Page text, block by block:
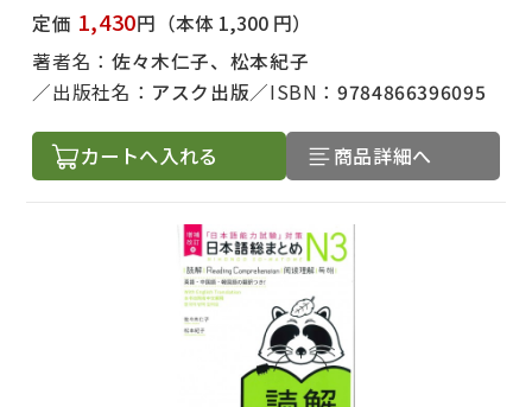
定価 1,430円 （本体 1,300 円）
著者名： 佐々木仁子、松本紀子
出版社名： アスク出版 ISBN：9784866396095
カートへ入れる 商品詳細へ